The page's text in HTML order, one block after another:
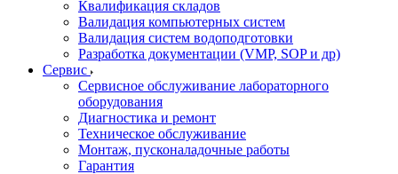
Квалификация складов
Валидация компьютерных систем
Валидация систем водоподготовки
Разработка документации (VMP, SOP и др)
Cервис
Сервисное обслуживание лабораторного
оборудования
Диагностика и ремонт
Техническое обслуживание
Монтаж, пусконаладочные работы
Гарантия